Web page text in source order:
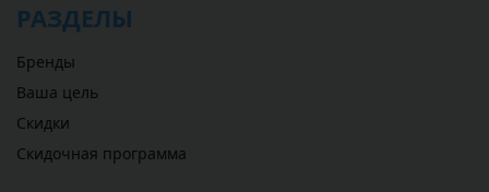
РАЗДЕЛЫ
Бренды
Ваша цель
Скидки
Скидочная программа